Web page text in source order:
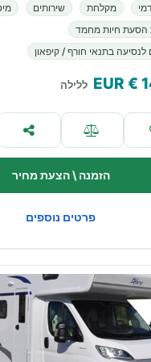
מקלחת שירותים
הסעת חיות מחמד
בתנאי חורף / קיפאון
€ EUR ללילה
הזמנה \ הצעת מחיר
פרטים נוספים